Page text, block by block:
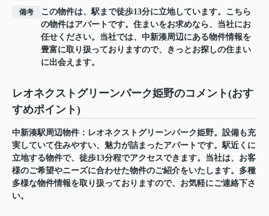
備考
この物件は、駅まで徒歩13分に立地しています。こちら
の物件はアパートです。住まいをお求めなら、当社にお
任せください。当社では、中新湊周辺にある物件情報を
豊富に取り扱っておりますので、きっとお探しの住まい
に出会えます。
レオネクストグリーンパーク姫野のコメント(おす
すめポイント)
中新湊駅周辺物件：レオネクストグリーンパーク姫野。設備も充
実していて住みやすい、魅力が詰まったアパートです。駅近くに
立地する物件で、徒歩13分程でアクセスできます。当社は、お客
様のご希望やニーズに合わせた物件のご紹介をいたします。多種
多様な物件情報を取り扱っておりますので、お気軽にご連絡下さ
い。